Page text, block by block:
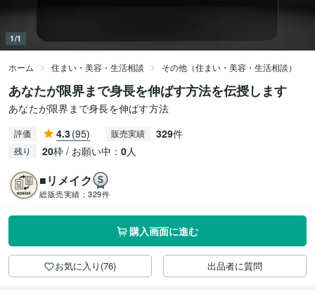
1/1
ホーム 住まい・美容・生活相談 その他（住まい・美容・生活相談）
あなたが限界まで身長を伸ばす方法を伝授します
あなたが限界まで身長を伸ばす方法
評価 4.3(95) 販売実績 329件
残り 20枠 / お願い中： 0人
■リメイク
総販売実績： 329件
購入画面に進む
お気に入り(76) 出品者に質問